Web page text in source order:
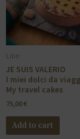
Libri
JE SUIS VALERIO
I miei dolci da
My travel cakes
75,00€
Add to cart